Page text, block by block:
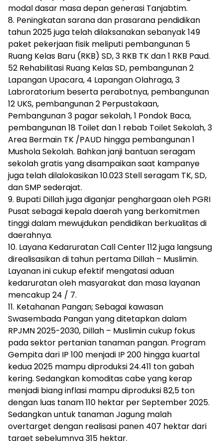
modal dasar masa depan generasi Tanjabtim.
8. Peningkatan sarana dan prasarana pendidikan
tahun 2025 juga telah dilaksanakan sebanyak 149
paket pekerjaan fisik meliputi pembangunan 5
Ruang Kelas Baru (RKB) SD, 3 RKB TK dan 1 RKB Paud.
52 Rehabilitasi Ruang Kelas SD, pembangunan 2
Lapangan Upacara, 4 Lapangan Olahraga, 3
Labroratorium beserta perabotnya, pembangunan
12 UKS, pembangunan 2 Perpustakaan,
Pembangunan 3 pagar sekolah, 1 Pondok Baca,
pembangunan 18 Toilet dan 1 rebab Toilet Sekolah, 3
Area Bermain TK /PAUD hingga pembangunan 1
Mushola Sekolah. Bahkan janji bantuan seragam
sekolah gratis yang disampaikan saat kampanye
juga telah dilalokasikan 10.023 Stell seragam TK, SD,
dan SMP sederajat.
9. Bupati Dillah juga diganjar penghargaan oleh PGRI
Pusat sebagai kepala daerah yang berkomitmen
tinggi dalam mewujdukan pendidikan berkualitas di
daerahnya.
10. Layana Kedaruratan Call Center 112 juga langsung
direalisasikan di tahun pertama Dillah – Muslimin.
Layanan ini cukup efektif mengatasi aduan
kedaruratan oleh masyarakat dan masa layanan
mencakup 24 / 7.
11. Ketahanan Pangan; Sebagai kawasan
Swasembada Pangan yang ditetapkan dalam
RPJMN 2025-2030, Dillah – Muslimin cukup fokus
pada sektor pertanian tanaman pangan. Program
Gempita dari IP 100 menjadi IP 200 hingga kuartal
kedua 2025 mampu diproduksi 24.411 ton gabah
kering. Sedangkan komoditas cabe yang kerap
menjadi biang inflasi mampu diproduksi 82,5 ton
dengan luas tanam 110 hektar per September 2025.
Sedangkan untuk tanaman Jagung malah
overtarget dengan realisasi panen 407 hektar dari
target sebelumnya 315 hektar.